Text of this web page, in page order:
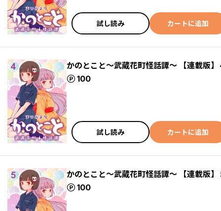
試し読み カートに追加
かのとこと～武蔵花町怪話譚～ 【連載版】
100
ポイント
試し読み カートに追加
かのとこと～武蔵花町怪話譚～ 【連載版】
100
ポイント